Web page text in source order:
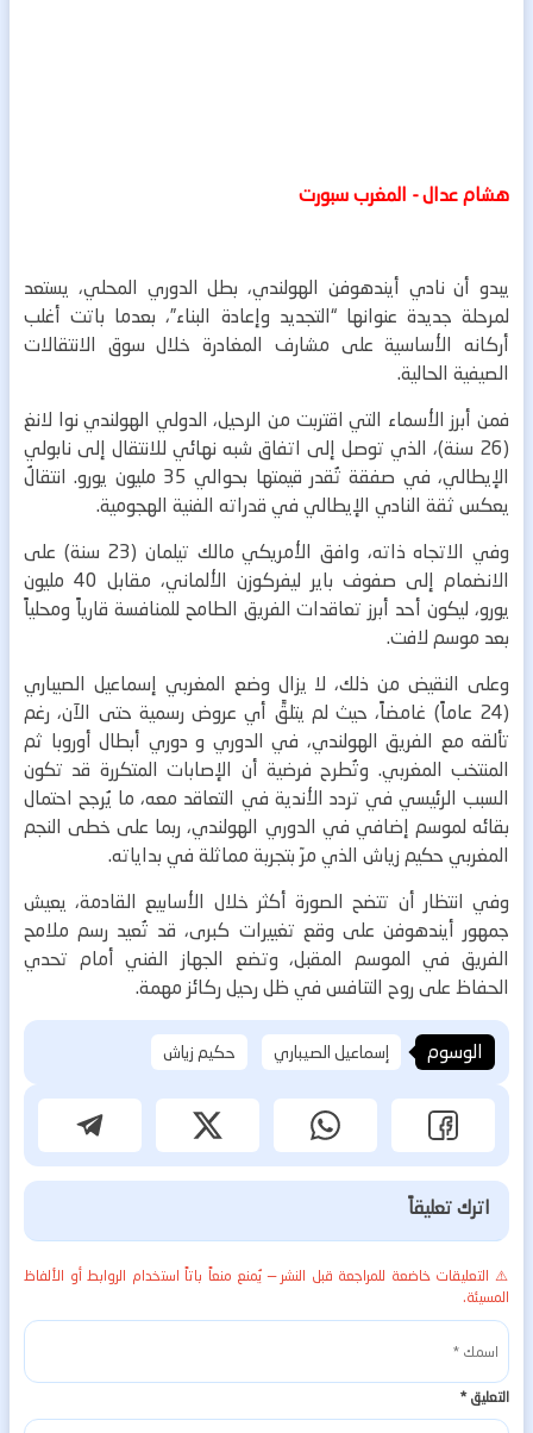
هشام عدال - المغرب سبورت
يبدو أن نادي أيندهوفن الهولندي، بطل الدوري المحلي، يستعد
لمرحلة جديدة عنوانها “التجديد وإعادة البناء”، بعدما باتت أغلب
أركانه الأساسية على مشارف المغادرة خلال سوق الانتقالات
الصيفية الحالية.
فمن أبرز الأسماء التي اقتربت من الرحيل، الدولي الهولندي نوا لانغ
(26 سنة)، الذي توصل إلى اتفاق شبه نهائي للانتقال إلى نابولي
الإيطالي، في صفقة تُقدر قيمتها بحوالي 35 مليون يورو. انتقالٌ
يعكس ثقة النادي الإيطالي في قدراته الفنية الهجومية.
وفي الاتجاه ذاته، وافق الأمريكي مالك تيلمان (23 سنة) على
الانضمام إلى صفوف باير ليفركوزن الألماني، مقابل 40 مليون
يورو، ليكون أحد أبرز تعاقدات الفريق الطامح للمنافسة قارياً ومحلياً
بعد موسم لافت.
وعلى النقيض من ذلك، لا يزال وضع المغربي إسماعيل الصيباري
(24 عاماً) غامضاً، حيث لم يتلقَّ أي عروض رسمية حتى الآن، رغم
تألقه مع الفريق الهولندي، في الدوري و دوري أبطال أوروبا ثم
المنتخب المغربي. وتُطرح فرضية أن الإصابات المتكررة قد تكون
السبب الرئيسي في تردد الأندية في التعاقد معه، ما يُرجح احتمال
بقائه لموسم إضافي في الدوري الهولندي، ربما على خطى النجم
المغربي حكيم زياش الذي مرّ بتجربة مماثلة في بداياته.
وفي انتظار أن تتضح الصورة أكثر خلال الأسابيع القادمة، يعيش
جمهور أيندهوفن على وقع تغييرات كبرى، قد تُعيد رسم ملامح
الفريق في الموسم المقبل، وتضع الجهاز الفني أمام تحدي
الحفاظ على روح التنافس في ظل رحيل ركائز مهمة.
الوسوم إسماعيل الصيباري حكيم زياش
اترك تعليقاً
⚠️ التعليقات خاضعة للمراجعة قبل النشر — يُمنع منعاً باتاً استخدام الروابط أو الألفاظ
المسيئة.
التعليق*